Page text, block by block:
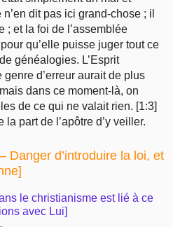
dit pas ici grand-chose ; il
; et la foi de l’assemblée
qu’elle puisse juger tout ce
généalogies. L’Esprit
d’erreur aurait de plus
dans ce moment-là, on
de ce qui ne valait rien. [1:3]
part de l’apôtre d’y veiller.
Danger d’introduire la loi, et
le christianisme est lié à ce
avec Lui]